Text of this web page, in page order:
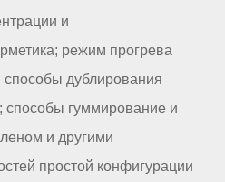
и
режим прогрева
дублирования
способы гуммирование и
и другими
простой конфигурации